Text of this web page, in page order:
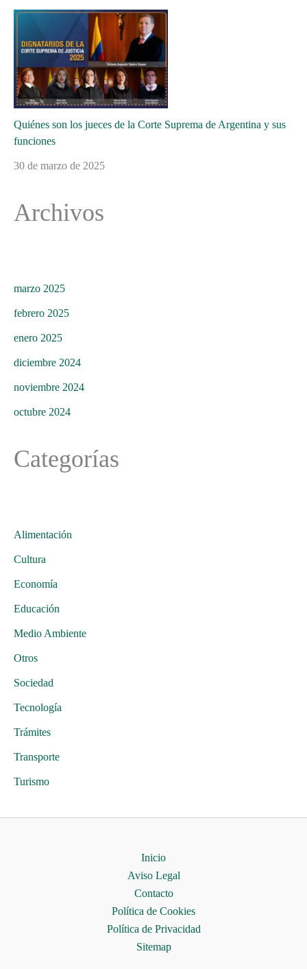
Quiénes son los jueces de la Corte Suprema de Argentina y sus
funciones
30 de marzo de 2025
Archivos
marzo 2025
febrero 2025
enero 2025
diciembre 2024
noviembre 2024
octubre 2024
Categorías
Alimentación
Cultura
Economía
Educación
Medio Ambiente
Otros
Sociedad
Tecnología
Trámites
Transporte
Turismo
Inicio
Aviso Legal
Contacto
Política de Cookies
Política de Privacidad
Sitemap